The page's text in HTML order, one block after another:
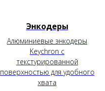
Энкодеры
Алюминиевые энкодеры
Keychron с
текстурированной
поверхностью для удобного
хвата